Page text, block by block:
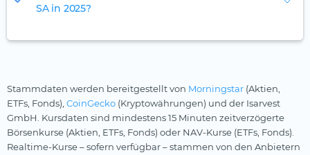
SA in 2025?
Stammdaten werden bereitgestellt von Morningstar (Aktien,
ETFs, Fonds), CoinGecko (Kryptowährungen) und der Isarvest
GmbH. Kursdaten sind mindestens 15 Minuten zeitverzögerte
Börsenkurse (Aktien, ETFs, Fonds) oder NAV-Kurse (ETFs, Fonds).
Realtime-Kurse – sofern verfügbar – stammen von den Anbietern